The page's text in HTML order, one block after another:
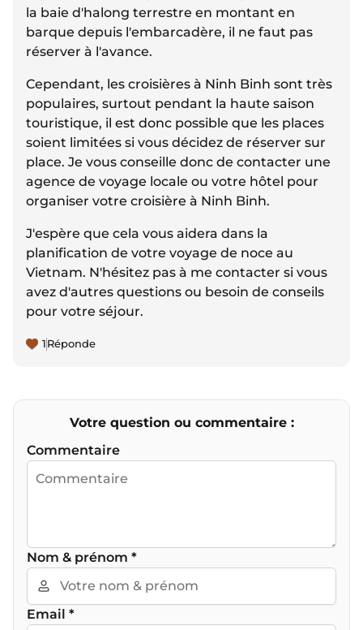
la baie d'halong terrestre en montant en
barque depuis l'embarcadère, il ne faut pas
réserver à l'avance.
Cependant, les croisières à Ninh Binh sont très
populaires, surtout pendant la haute saison
touristique, il est donc possible que les places
soient limitées si vous décidez de réserver sur
place. Je vous conseille donc de contacter une
agence de voyage locale ou votre hôtel pour
organiser votre croisière à Ninh Binh.
J'espère que cela vous aidera dans la
planification de votre voyage de noce au
Vietnam. N'hésitez pas à me contacter si vous
avez d'autres questions ou besoin de conseils
pour votre séjour.
1 Réponde
Votre question ou commentaire :
Commentaire
Nom & prénom *
Email *